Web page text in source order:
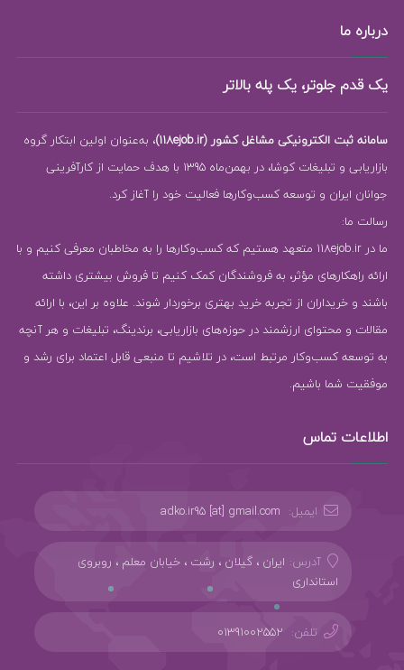
درباره ما
یک قدم جلوتر، یک پله بالاتر
سامانه ثبت الکترونیکی مشاغل کشور (118ejob.ir)
، به‌عنوان اولین ابتکار گروه
بازاریابی و تبلیغات کوشا، در بهمن‌ماه 1395 با هدف حمایت از کارآفرینی
جوانان ایران و توسعه کسب‌وکارها فعالیت خود را آغاز کرد.
رسالت ما:
ما در 118ejob.ir متعهد هستیم که کسب‌وکارها را به مخاطبان معرفی کنیم و با
ارائه راهکارهای مؤثر، به فروشندگان کمک کنیم تا فروش بیشتری داشته
باشند و خریداران از تجربه خرید بهتری برخوردار شوند. علاوه بر این، با ارائه
مقالات و محتوای ارزشمند در حوزه‌های بازاریابی، برندینگ، تبلیغات و هر آنچه
به توسعه کسب‌وکار مرتبط است، در تلاشیم تا منبعی قابل اعتماد برای رشد و
موفقیت شما باشیم.
اطلاعات تماس
ایمیل: adko.ir95 [at] gmail.com
آدرس: ایران ، گیلان ، رشت ، خیابان معلم ، روبروی
استانداری
تلفن: 01391002552